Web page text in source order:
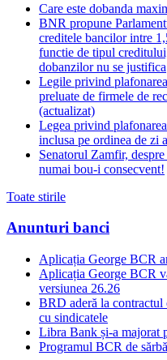
Care este dobanda
BNR propune
creditele bancilor intre
functie de tipul
dobanzilor nu se justifica
Legile privind
preluate de firmele de
(actualizat)
Legea privind
inclusa pe ordinea de zi
Senatorul Zamfir,
numai bou-i consecvent!
Toate stirile
Anunturi banci
Aplicația George BCR
Aplicația George BCR
versiunea 26.26
BRD aderă la contractul
cu sindicatele
Libra Bank și-a majorat
Programul BCR de